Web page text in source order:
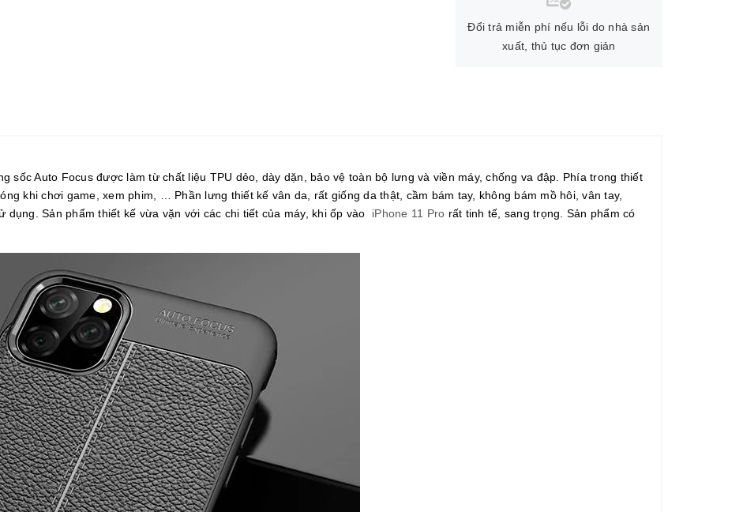
Đổi trả miễn phí nếu lỗi do nhà sản
xuất, thủ tục đơn giản
sốc Auto Focus được làm từ chất liệu TPU dẻo, dày dặn, bảo vệ toàn bộ lưng và viền máy, chống va đập. Phía trong thiết
khi chơi game, xem phim, … Phần lưng thiết kế vân da, rất giống da thật, cầm bám tay, không bám mồ hôi, vân tay,
dụng. Sản phẩm thiết kế vừa vặn với các chi tiết của máy, khi ốp vào
iPhone 11 Pro rất tinh tế, sang trọng. Sản phẩm có